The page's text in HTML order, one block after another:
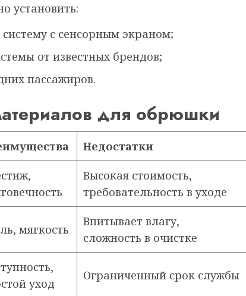
установить:
с сенсорным экраном;
от известных брендов;
пассажиров.
для обрюшки
Недостатки
Высокая стоимость,
требовательность в уходе
мягкость
Впитывает влагу,
сложность в очистке
уход
Ограниченный срок службы